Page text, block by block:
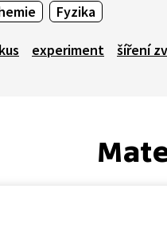
Fyzika
experiment šíření